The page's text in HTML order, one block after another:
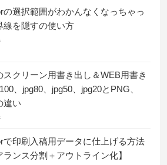
の選択範囲がわかんなくなっちゃっ
線を隠すの使い方
スクリーン用書き出し＆WEB用書き
、jpg80、jpg50、jpg20とPNG、
違い
で印刷入稿用データに仕上げる方法
ランス分割＋アウトライン化】